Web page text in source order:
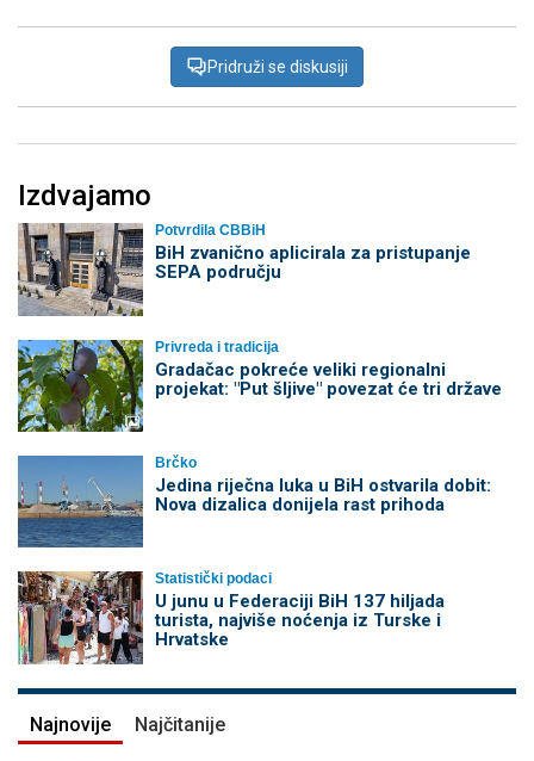
Pridruži se diskusiji
Izdvajamo
Potvrdila CBBiH
BiH zvanično aplicirala za pristupanje
SEPA području
Privreda i tradicija
Gradačac pokreće veliki regionalni
projekat: "Put šljive" povezat će tri države
Brčko
Jedina riječna luka u BiH ostvarila dobit:
Nova dizalica donijela rast prihoda
Statistički podaci
U junu u Federaciji BiH 137 hiljada
turista, najviše noćenja iz Turske i
Hrvatske
Najnovije Najčitanije